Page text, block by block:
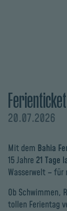
20.07.2026
Mit dem Bahia
15 Jahre 21 Tage
Wasserwelt – für
Ob Schwimmen,
tollen Ferientag